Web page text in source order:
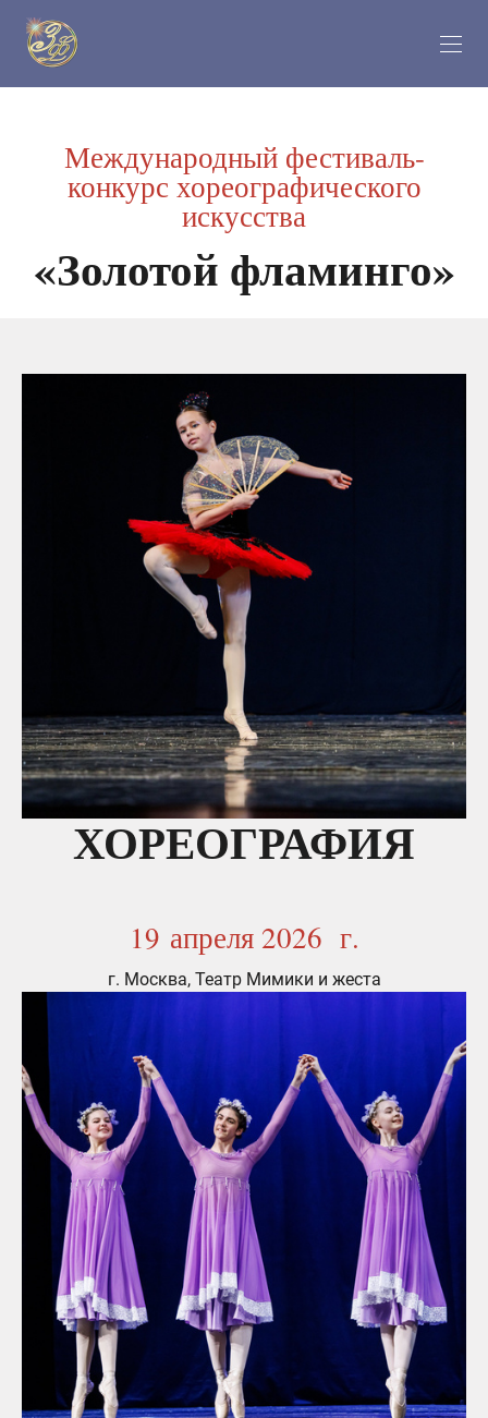
Международный фестиваль-
конкурс хореографического
искусства
«Золотой фламинго»
ХОРЕОГРАФИЯ
19 апреля 2026 г.
г. Москва, Театр Мимики и жеста